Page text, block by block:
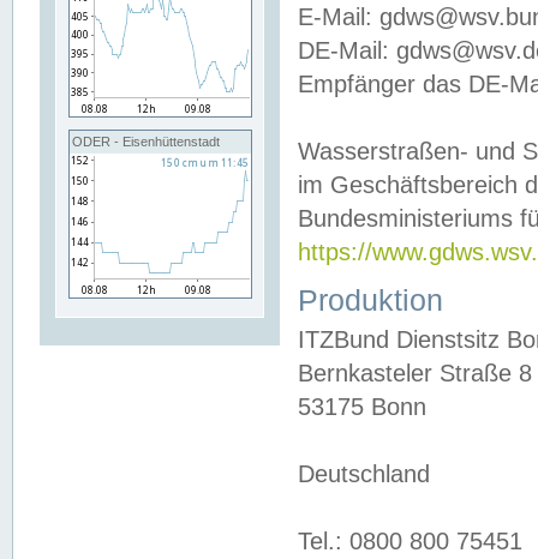
ODER - Eisenhüttenstadt
E-Mail:
DE-Mail:
Empfänger das DE-
Wasserstraßen- und
im Geschäftsbereich
Bundesministeriums
https://
Produktion
ITZBund Dienstsitz
Bernkasteler Straße 8
53175 Bonn
Deutschland
Tel.: 0800 800 75451